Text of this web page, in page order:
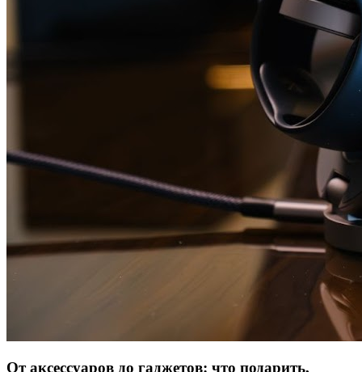
От аксессуаров до гаджетов: что подарить,